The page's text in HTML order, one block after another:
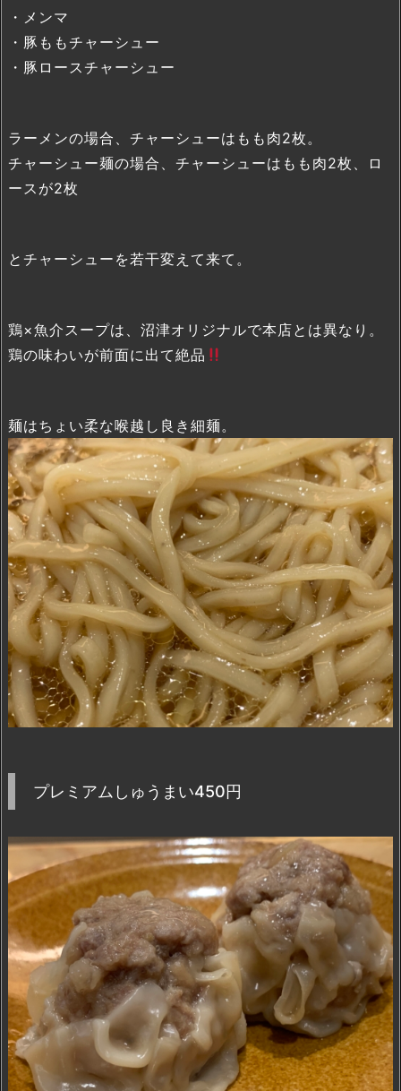
・メンマ
・豚ももチャーシュー
・豚ロースチャーシュー
ラーメンの場合、チャーシューはもも肉2枚。
チャーシュー麺の場合、チャーシューはもも肉2枚、ロ
ースが2枚
とチャーシューを若干変えて来て。
鶏×魚介スープは、沼津オリジナルで本店とは異なり。
鶏の味わいが前面に出て絶品
麺はちょい柔な喉越し良き細麺。
プレミアムしゅうまい450円